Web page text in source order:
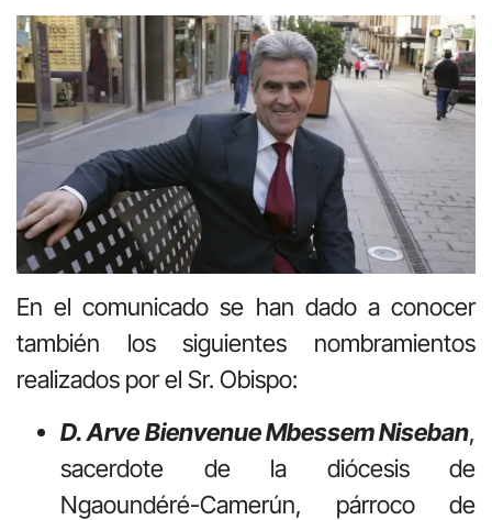
En el comunicado se han dado a conocer
también los siguientes nombramientos
realizados por el Sr. Obispo:
D. Arve Bienvenue Mbessem Niseban,
sacerdote de la diócesis de
Ngaoundéré-Camerún, párroco de